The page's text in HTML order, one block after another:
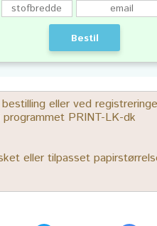
Bestil
eller ved
PRINT-LK-dk
eller tilpasset